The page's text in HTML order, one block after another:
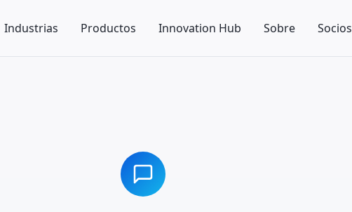
Industrias Productos Innovation Hub Sobre Socios